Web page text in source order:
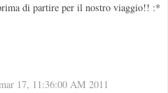
di partire per il nostro viaggio!! :*
17, 11:36:00 AM 2011